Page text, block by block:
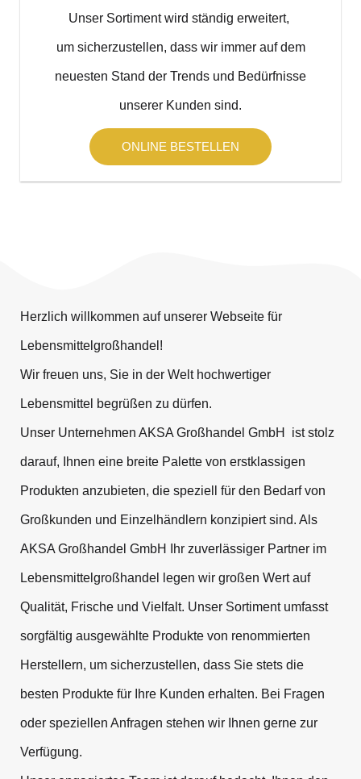
Unser Sortiment wird ständig erweitert,
um sicherzustellen, dass wir immer auf dem
neuesten Stand der Trends und Bedürfnisse
unserer Kunden sind.
ONLINE BESTELLEN
Herzlich willkommen auf unserer Webseite für
Lebensmittelgroßhandel!
Wir freuen uns, Sie in der Welt hochwertiger
Lebensmittel begrüßen zu dürfen.
Unser Unternehmen AKSA Großhandel GmbH ist stolz
darauf, Ihnen eine breite Palette von erstklassigen
Produkten anzubieten, die speziell für den Bedarf von
Großkunden und Einzelhändlern konzipiert sind. Als
AKSA Großhandel GmbH Ihr zuverlässiger Partner im
Lebensmittelgroßhandel legen wir großen Wert auf
Qualität, Frische und Vielfalt. Unser Sortiment umfasst
sorgfältig ausgewählte Produkte von renommierten
Herstellern, um sicherzustellen, dass Sie stets die
besten Produkte für Ihre Kunden erhalten. Bei Fragen
oder speziellen Anfragen stehen wir Ihnen gerne zur
Verfügung.